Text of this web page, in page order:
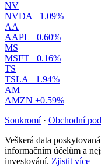
NV
NVDA +1.09%
AA
AAPL +0.60%
MS
MSFT +0.16%
TS
TSLA +1.94%
AM
AMZN +0.59%
Soukromí · Obchodní
Veškerá data
informačním účelům a
investování. Zjistit více